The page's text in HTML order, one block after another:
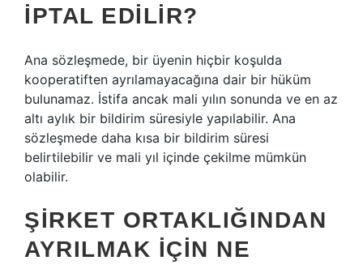
IPTAL EDILIR?
Ana sözleşmede, bir üyenin hiçbir koşulda
kooperatiften ayrılamayacağına dair bir hüküm
bulunamaz. İstifa ancak mali yılın sonunda ve en az
altı aylık bir bildirim süresiyle yapılabilir. Ana
sözleşmede daha kısa bir bildirim süresi
belirtilebilir ve mali yıl içinde çekilme mümkün
olabilir.
ŞIRKET ORTAKLIĞINDAN
AYRILMAK IÇIN NE